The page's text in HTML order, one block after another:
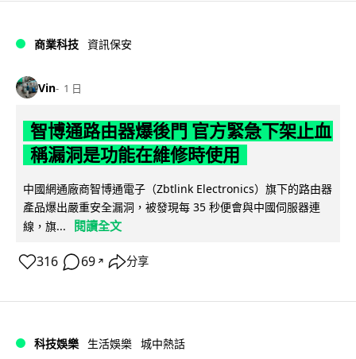
商業科技 資訊保安
Vin 1 日
智博通路由器爆後門 官方緊急下架止血
稱漏洞是功能在維修時使用
中國網通廠商智博通電子（Zbtlink Electronics）旗下的路由器
產品爆出嚴重安全漏洞，被發現每 35 秒便會與中國伺服器連
線，旗...
閱讀全文
316 69 ↗ 分享
科技娛樂 生活娛樂 城中熱話